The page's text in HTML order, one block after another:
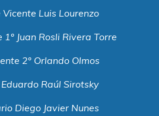
Luis Lourenzo
Juan Rosli Rivera Torre
2º Orlando Olmos
Raúl Sirotsky
Diego Javier Nunes